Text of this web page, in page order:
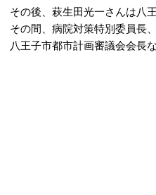
その後、萩生田光一さんは八
その間、病院対策特別委員長
八王子市都市計画審議会会長